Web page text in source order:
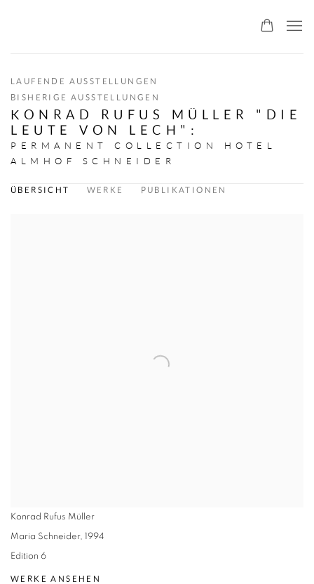
LAUFENDE AUSSTELLUNGEN
BISHERIGE AUSSTELLUNGEN
KONRAD RUFUS MÜLLER "DIE
LEUTE VON LECH" :
PERMANENT COLLECTION HOTEL
ALMHOF SCHNEIDER
ÜBERSICHT WERKE PUBLIKATIONEN
Konrad Rufus Müller
Maria Schneider, 1994
Edition 6
WERKE ANSEHEN